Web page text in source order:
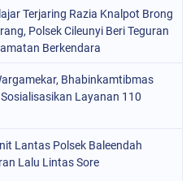
Terjaring Razia Knalpot Brong
Polsek Cileunyi Beri Teguran
Berkendara
Bhabinkamtibmas
Layanan 110
Lantas Polsek Baleendah
Lalu Lintas Sore